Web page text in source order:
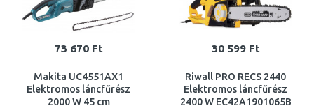
73 670 Ft
Makita UC4551AX1
Elektromos láncfűrész
2000 W 45 cm
30 599 Ft
Riwall PRO RECS 2440
Elektromos láncfűrész
2400 W EC42A1901065B